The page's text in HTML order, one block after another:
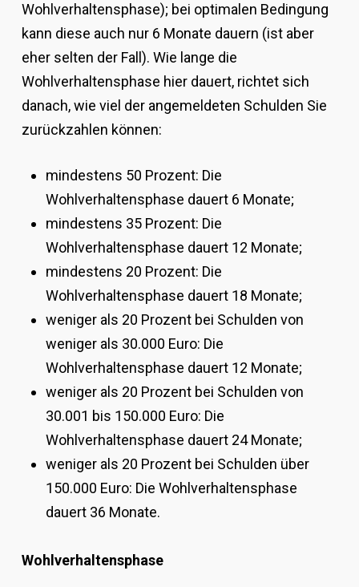
Wohlverhaltensphase); bei optimalen Bedingung
kann diese auch nur 6 Monate dauern (ist aber
eher selten der Fall). Wie lange die
Wohlverhaltensphase hier dauert, richtet sich
danach, wie viel der angemeldeten Schulden Sie
zurückzahlen können:
mindestens 50 Prozent: Die
Wohlverhaltensphase dauert 6 Monate;
mindestens 35 Prozent: Die
Wohlverhaltensphase dauert 12 Monate;
mindestens 20 Prozent: Die
Wohlverhaltensphase dauert 18 Monate;
weniger als 20 Prozent bei Schulden von
weniger als 30.000 Euro: Die
Wohlverhaltensphase dauert 12 Monate;
weniger als 20 Prozent bei Schulden von
30.001 bis 150.000 Euro: Die
Wohlverhaltensphase dauert 24 Monate;
weniger als 20 Prozent bei Schulden über
150.000 Euro: Die Wohlverhaltensphase
dauert 36 Monate.
Wohlverhaltensphase